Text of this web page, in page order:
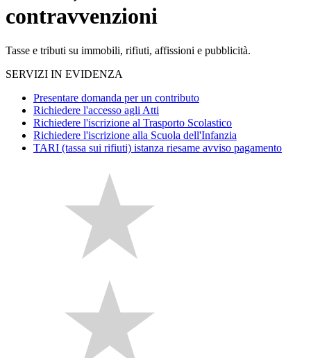
contravvenzioni
Tasse e tributi su immobili, rifiuti, affissioni e pubblicità.
SERVIZI IN EVIDENZA
Presentare domanda per un contributo
Richiedere l'accesso agli Atti
Richiedere l'iscrizione al Trasporto Scolastico
Richiedere l'iscrizione alla Scuola dell'Infanzia
TARI (tassa sui rifiuti) istanza riesame avviso pagamento